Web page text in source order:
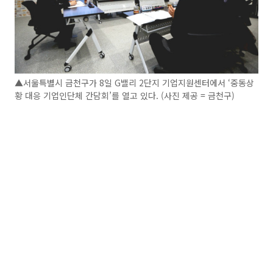
▲서울특별시 금천구가 8일 G밸리 2단지 기업지원센터에서 ‘중동상
황 대응 기업인단체 간담회’를 열고 있다. (사진 제공 = 금천구)